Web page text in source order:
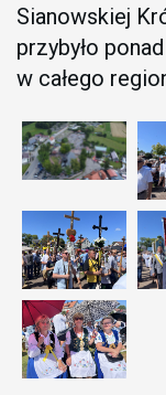
Sianowskiej
przybyło
w całego